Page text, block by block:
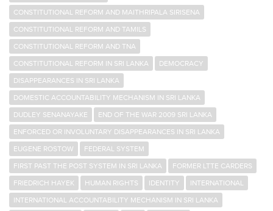
CONSTITUTIONAL REFORM AND MAITHRIPALA SIRISENA
CONSTITUTIONAL REFORM AND TAMILS
CONSTITUTIONAL REFORM AND TNA
CONSTITUTIONAL REFORM IN SRI LANKA
DEMOCRACY
DISAPPEARANCES IN SRI LANKA
DOMESTIC ACCOUNTABILITY MECHANISM IN SRI LANKA
DUDLEY SENANAYAKE
END OF THE WAR 2009 SRI LANKA
ENFORCED OR INVOLUNTARY DISAPPEARANCES IN SRI LANKA
EUGENE ROSTOW
FEDERAL SYSTEM
FIRST PAST THE POST SYSTEM IN SRI LANKA
FORMER LTTE CARDERS
FRIEDRICH HAYEK
HUMAN RIGHTS IDENTITY
INTERNATIONAL
INTERNATIONAL ACCOUNTABILITY MECHANISM IN SRI LANKA